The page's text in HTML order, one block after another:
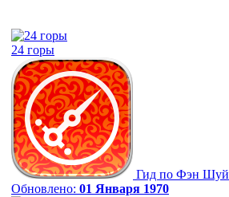
24 горы
Гид по Фэн Шуй
Обновлено: 01 Января 1970